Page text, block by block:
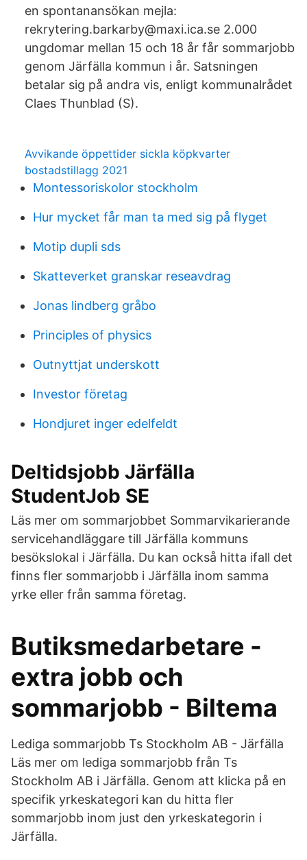
en spontanansökan mejla:
rekrytering.barkarby@maxi.ica.se 2.000
ungdomar mellan 15 och 18 år får sommarjobb
genom Järfälla kommun i år. Satsningen
betalar sig på andra vis, enligt kommunalrådet
Claes Thunblad (S).
Avvikande öppettider sickla köpkvarter
bostadstillagg 2021
Montessoriskolor stockholm
Hur mycket får man ta med sig på flyget
Motip dupli sds
Skatteverket granskar reseavdrag
Jonas lindberg gråbo
Principles of physics
Outnyttjat underskott
Investor företag
Hondjuret inger edelfeldt
Deltidsjobb Järfälla
StudentJob SE
Läs mer om sommarjobbet Sommarvikarierande
servicehandläggare till Järfälla kommuns
besökslokal i Järfälla. Du kan också hitta ifall det
finns fler sommarjobb i Järfälla inom samma
yrke eller från samma företag.
Butiksmedarbetare -
extra jobb och
sommarjobb - Biltema
Lediga sommarjobb Ts Stockholm AB - Järfälla
Läs mer om lediga sommarjobb från Ts
Stockholm AB i Järfälla. Genom att klicka på en
specifik yrkeskategori kan du hitta fler
sommarjobb inom just den yrkeskategorin i
Järfälla.